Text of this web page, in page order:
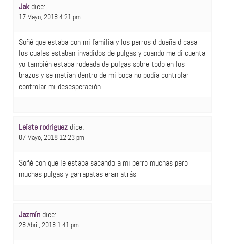
Jak dice:
17 Mayo, 2018 4:21 pm
Soñé que estaba con mi familia y los perros d dueña d casa
los cuales estaban invadidos de pulgas y cuando me di cuenta
yo también estaba rodeada de pulgas sobre todo en los
brazos y se metían dentro de mi boca no podía controlar
controlar mi desesperación
Leíste rodriguez dice:
07 Mayo, 2018 12:23 pm
Soñé con que le estaba sacando a mi perro muchas pero
muchas pulgas y garrapatas eran atrás
Jazmín dice:
28 Abril, 2018 1:41 pm